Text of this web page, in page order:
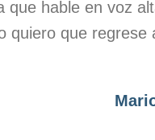
que hable en voz
quiero que regrese